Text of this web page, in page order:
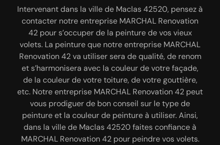
Intervenant dans la ville de Maclas 42520, pensez à
contacter notre entreprise MARCHAL Renovation
42 pour s’occuper de la peinture de vos vieux
volets. La peinture que notre entreprise MARCHAL
Renovation 42 va utiliser sera de qualité, de renom
et s’harmonisera avec la couleur de votre façade,
de la couleur de votre toiture, de votre gouttière,
etc. Notre entreprise MARCHAL Renovation 42 peut
vous prodiguer de bon conseil sur le type de
peinture et la couleur de peinture à utiliser. Ainsi,
dans la ville de Maclas 42520 faites confiance à
MARCHAL Renovation 42 pour peindre vos volets.
intempéries durant toute l’année, et sans entretien
régulier, le volet pourrait se détériorer. Intervenant
dans la ville de Maclas 42520 depuis des années ;
sachez que, notre entreprise MARCHAL Renovation
42 se met à votre service pour s’occuper de la
peinture de vos volets. Et avant que nous
commencions à peindre vos volets 42520, nous
allons préparer vos volets en réalisant un
décapage de ces derniers. De ce fait, fiez-vous à
notre entreprise MARCHAL Renovation 42 pour
peindre vos volets dans la ville de Maclas 42520.
solliciter les services de notre entreprise MARCHAL
Renovation 42 pour prendre en main le nettoyage
de vos volets. Notre entreprise MARCHAL
Renovation 42 a à notre disposition les matériels
nécessaires et a connaissance des produits à
utiliser pour nettoyer vos volets en bois, vos volets
roulants en PVC ou métal dans la ville de Maclas
42520. Nos équipes de peintres 42520 vont
réaliser cette intervention dans le respect des
différentes étapes. Nous pouvons vous assurer, que
vos volets à Maclas 42520 vont retrouver son éclat
et son esthétique.